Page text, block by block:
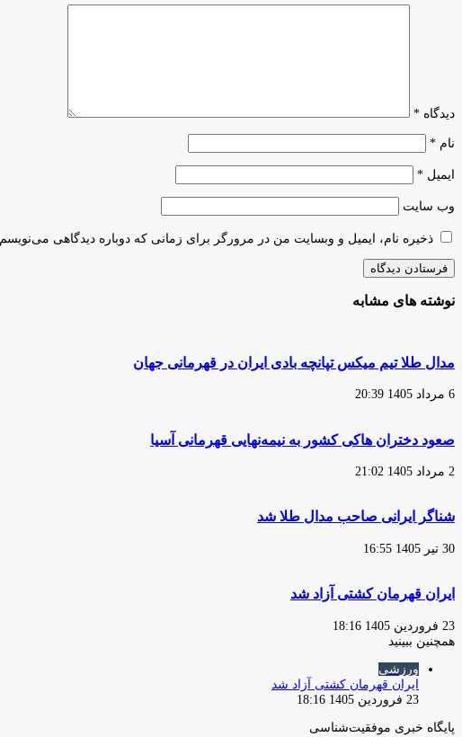
تجربی
دیدگاه *
نام *
ایمیل *
وب‌ سایت
ذخیره نام، ایمیل و وبسایت من در مرورگر برای زمانی که دوباره دیدگاهی می‌نویسم.
نوشته های مشابه
مدال طلا تیم میکس تپانچه بادی ایران در قهرمانی جهان
6 مرداد 1405 20:39
صعود دختران هاکی کشور به نیمه‌نهایی قهرمانی آسیا
2 مرداد 1405 21:02
شناگر ایرانی صاحب مدال طلا شد
30 تیر 1405 16:55
ایران قهرمان کشتی آزاد شد
23 فروردین 1405 18:16
همچنین ببینید
ورزشی
ایران قهرمان کشتی آزاد شد
23 فروردین 1405 18:16
پایگاه‌ خبری موفقیت‌شناسی